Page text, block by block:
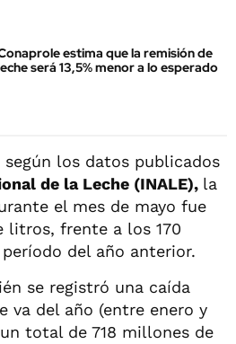
estima que la remisión de
será 13,5% menor a lo esperado
según los datos publicados
de la Leche (INALE), la
el mes de mayo fue
litros, frente a los 170
del año anterior.
se registró una caída
va del año (entre enero y
total de 718 millones de